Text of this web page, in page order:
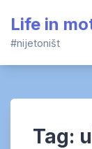
content
Life in
#nijetoništ
Tag: